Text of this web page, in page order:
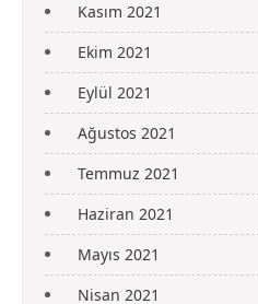
Kasım 2021
Ekim 2021
Eylül 2021
Ağustos 2021
Temmuz 2021
Haziran 2021
Mayıs 2021
Nisan 2021